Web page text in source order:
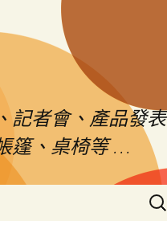
記者會、產品發表
篷、桌椅等 …
搜
尋